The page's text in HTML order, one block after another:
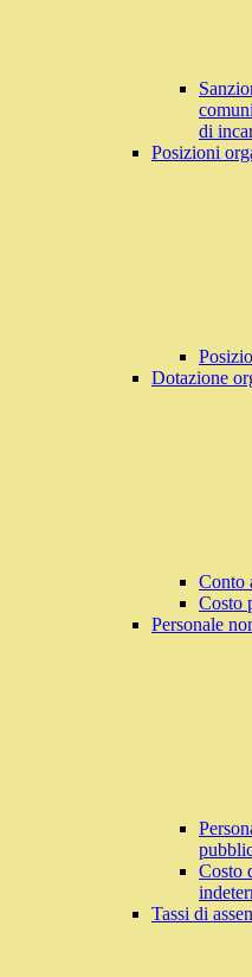
di
Posizioni
Dotazione
Conto
Costo
Personale
Costo
Tassi di